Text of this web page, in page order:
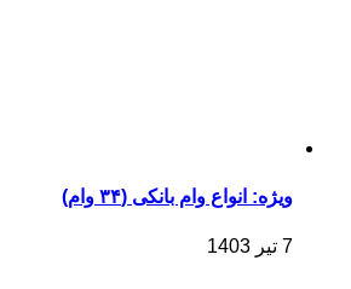
ویژه: انواع وام بانکی (۳۴ وام)
7 تیر 1403